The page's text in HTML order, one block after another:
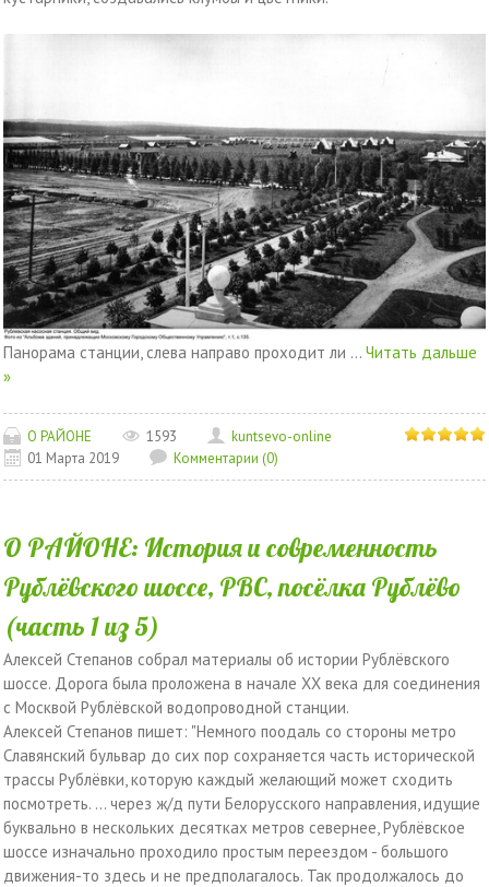
Панорама станции, слева направо проходит ли ... Читать дальше
»
О РАЙОНЕ 1593
kuntsevo-online
01 Марта 2019
Комментарии (0)
О РАЙОНЕ: История и современность
Рублёвского шоссе, РВС, посёлка Рублёво
(часть 1 из 5)
Алексей Степанов собрал материалы об истории Рублёвского
шоссе. Дорога была проложена в начале ХХ века для соединения
с Москвой Рублёвской водопроводной станции.
Алексей Степанов пишет: "Немного поодаль со стороны метро
Славянский бульвар до сих пор сохраняется часть исторической
трассы Рублёвки, которую каждый желающий может сходить
посмотреть. ... через ж/д пути Белорусского направления, идущие
буквально в нескольких десятках метров севернее, Рублёвское
шоссе изначально проходило простым переездом - большого
движения-то здесь и не предполагалось. Так продолжалось до